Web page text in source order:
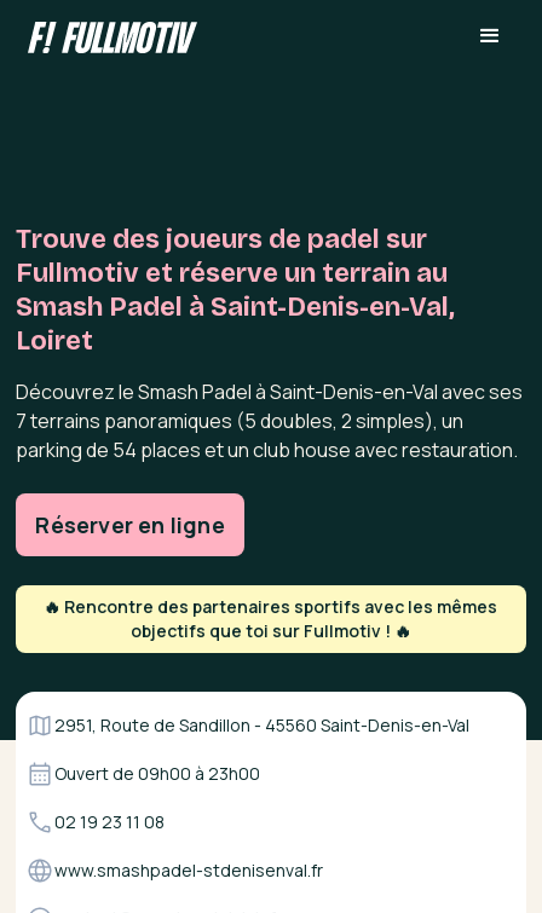
Trouve des joueurs de padel sur
Fullmotiv et réserve un terrain au
Smash Padel à Saint-Denis-en-Val,
Loiret
Découvrez le Smash Padel à Saint-Denis-en-Val avec ses
7 terrains panoramiques (5 doubles, 2 simples), un
parking de 54 places et un club house avec restauration.
Réserver en ligne
🔥 Rencontre des partenaires sportifs avec les mêmes
objectifs que toi sur Fullmotiv ! 🔥
2951, Route de Sandillon - 45560 Saint-Denis-en-Val
Ouvert de09h00 à23h00
02 19 23 11 08
www.smashpadel-stdenisenval.fr